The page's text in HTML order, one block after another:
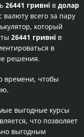
26441 гривні в долар
всего за пару
который
26441 гривні в
в
решения.
времени, чтобы
выгодные курсы
что позволяет
выгодным